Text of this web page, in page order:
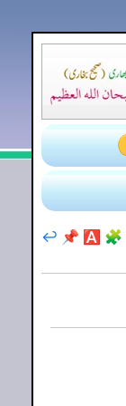
🧩
🅰️
📌
↩️